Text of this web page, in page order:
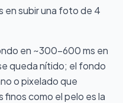
en subir una foto de 4
en ~300–600 ms en
queda nítido; el fondo
o pixelado que
como el pelo es la